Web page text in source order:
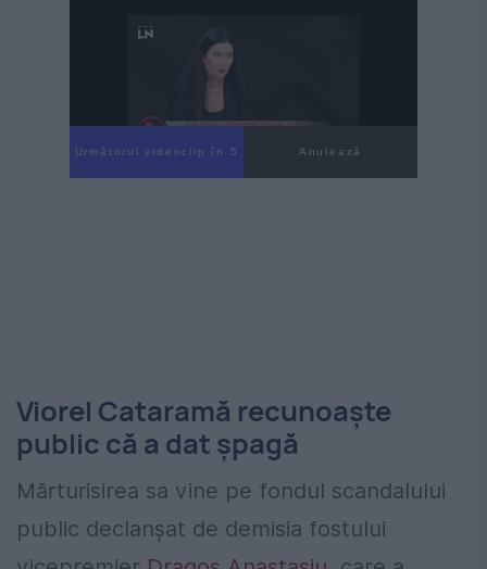
Următorul videoclip în 4 Anulează
Viorel Cataramă recunoaște
public că a dat șpagă
Mărturisirea sa vine pe fondul scandalului
public declanșat de demisia fostului